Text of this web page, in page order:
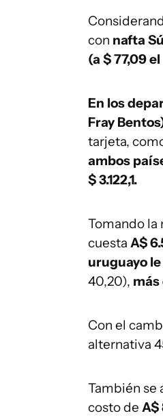
con nafta
(a $ 77,09
En los
Fray
tarjeta,
ambos
$ 3.122,1.
Tomando la
cuesta A$
uruguayo
40,20), más
Con el
alternativa
También se
costo de A$